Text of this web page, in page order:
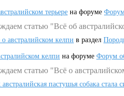
терьере на форуме
статью "Всё об
о австралийском келпи в раздел
келпи на форуме Форум
статью "Всё о
австралийская пастушья собака